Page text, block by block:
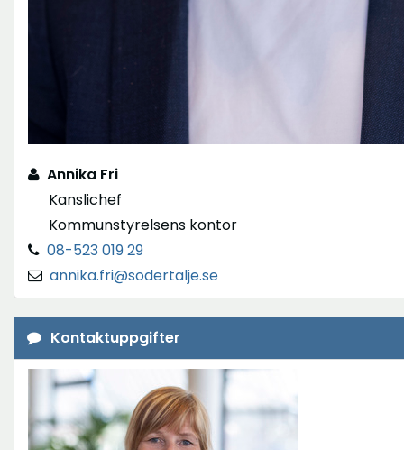
Annika Fri
Kanslichef
Kommunstyrelsens kontor
08-523 019 29
annika.fri@sodertalje.se
Kontaktuppgifter